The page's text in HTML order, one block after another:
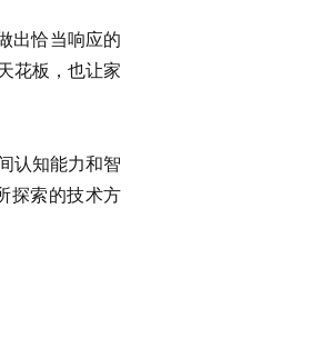
出恰当响应的
花板，也让家
认知能力和智
探索的技术方